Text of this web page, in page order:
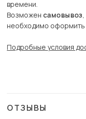
времени.
Возможен самовывоз,
необходимо оформить
Подробные условия
ОТЗЫВЫ